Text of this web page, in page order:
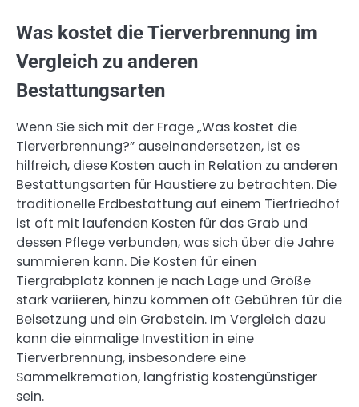
Was kostet die Tierverbrennung im
Vergleich zu anderen
Bestattungsarten
Wenn Sie sich mit der Frage „Was kostet die
Tierverbrennung?” auseinandersetzen, ist es
hilfreich, diese Kosten auch in Relation zu anderen
Bestattungsarten für Haustiere zu betrachten. Die
traditionelle Erdbestattung auf einem Tierfriedhof
ist oft mit laufenden Kosten für das Grab und
dessen Pflege verbunden, was sich über die Jahre
summieren kann. Die Kosten für einen
Tiergrabplatz können je nach Lage und Größe
stark variieren, hinzu kommen oft Gebühren für die
Beisetzung und ein Grabstein. Im Vergleich dazu
kann die einmalige Investition in eine
Tierverbrennung, insbesondere eine
Sammelkremation, langfristig kostengünstiger
sein.